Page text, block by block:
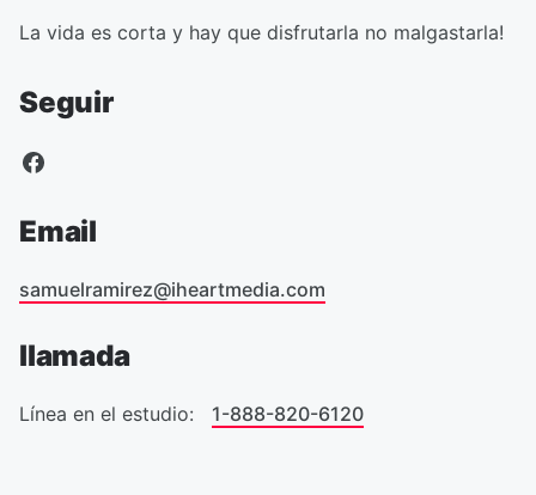
La vida es corta y hay que disfrutarla no malgastarla!
Seguir
Email
samuelramirez@iheartmedia.com
llamada
Línea en el estudio: 1-888-820-6120